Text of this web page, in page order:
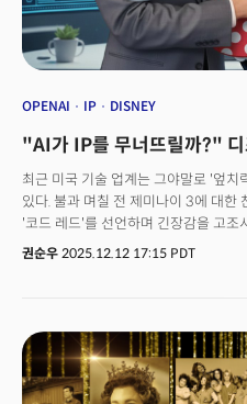
OPENAI IP DISNEY
"AI가 IP를 무너뜨릴까?"
최근 미국 기술 업계는 그야말로 '엎
있다. 불과 며칠 전 제미나이 3에 대한
'코드 레드'를 선언하며 긴장감을 고조
"제미나이 지표 영향 미미" 발언과 함
기업들이 고전하면서 기술 경쟁의 본
전략과 딜레마도 제각각이다. 구글은
딜레마에 빠졌고, 오픈AI는 막대한 자
구조를 안고 있다. 이런 혼란 속에서
권순우 2025.12.12 17:15 PDT